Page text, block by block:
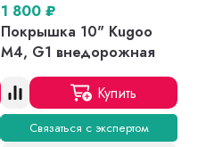
1 800 ₽
Покрышка 10" Kugoo
M4, G1 внедорожная
Купить
Связаться с экспертом